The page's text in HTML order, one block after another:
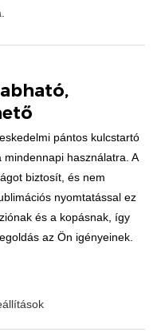
pántos kulcstartó
használatra. A
biztosít, és nem
nyomtatással ez
és a kopásnak, így
az Ön igényeinek.